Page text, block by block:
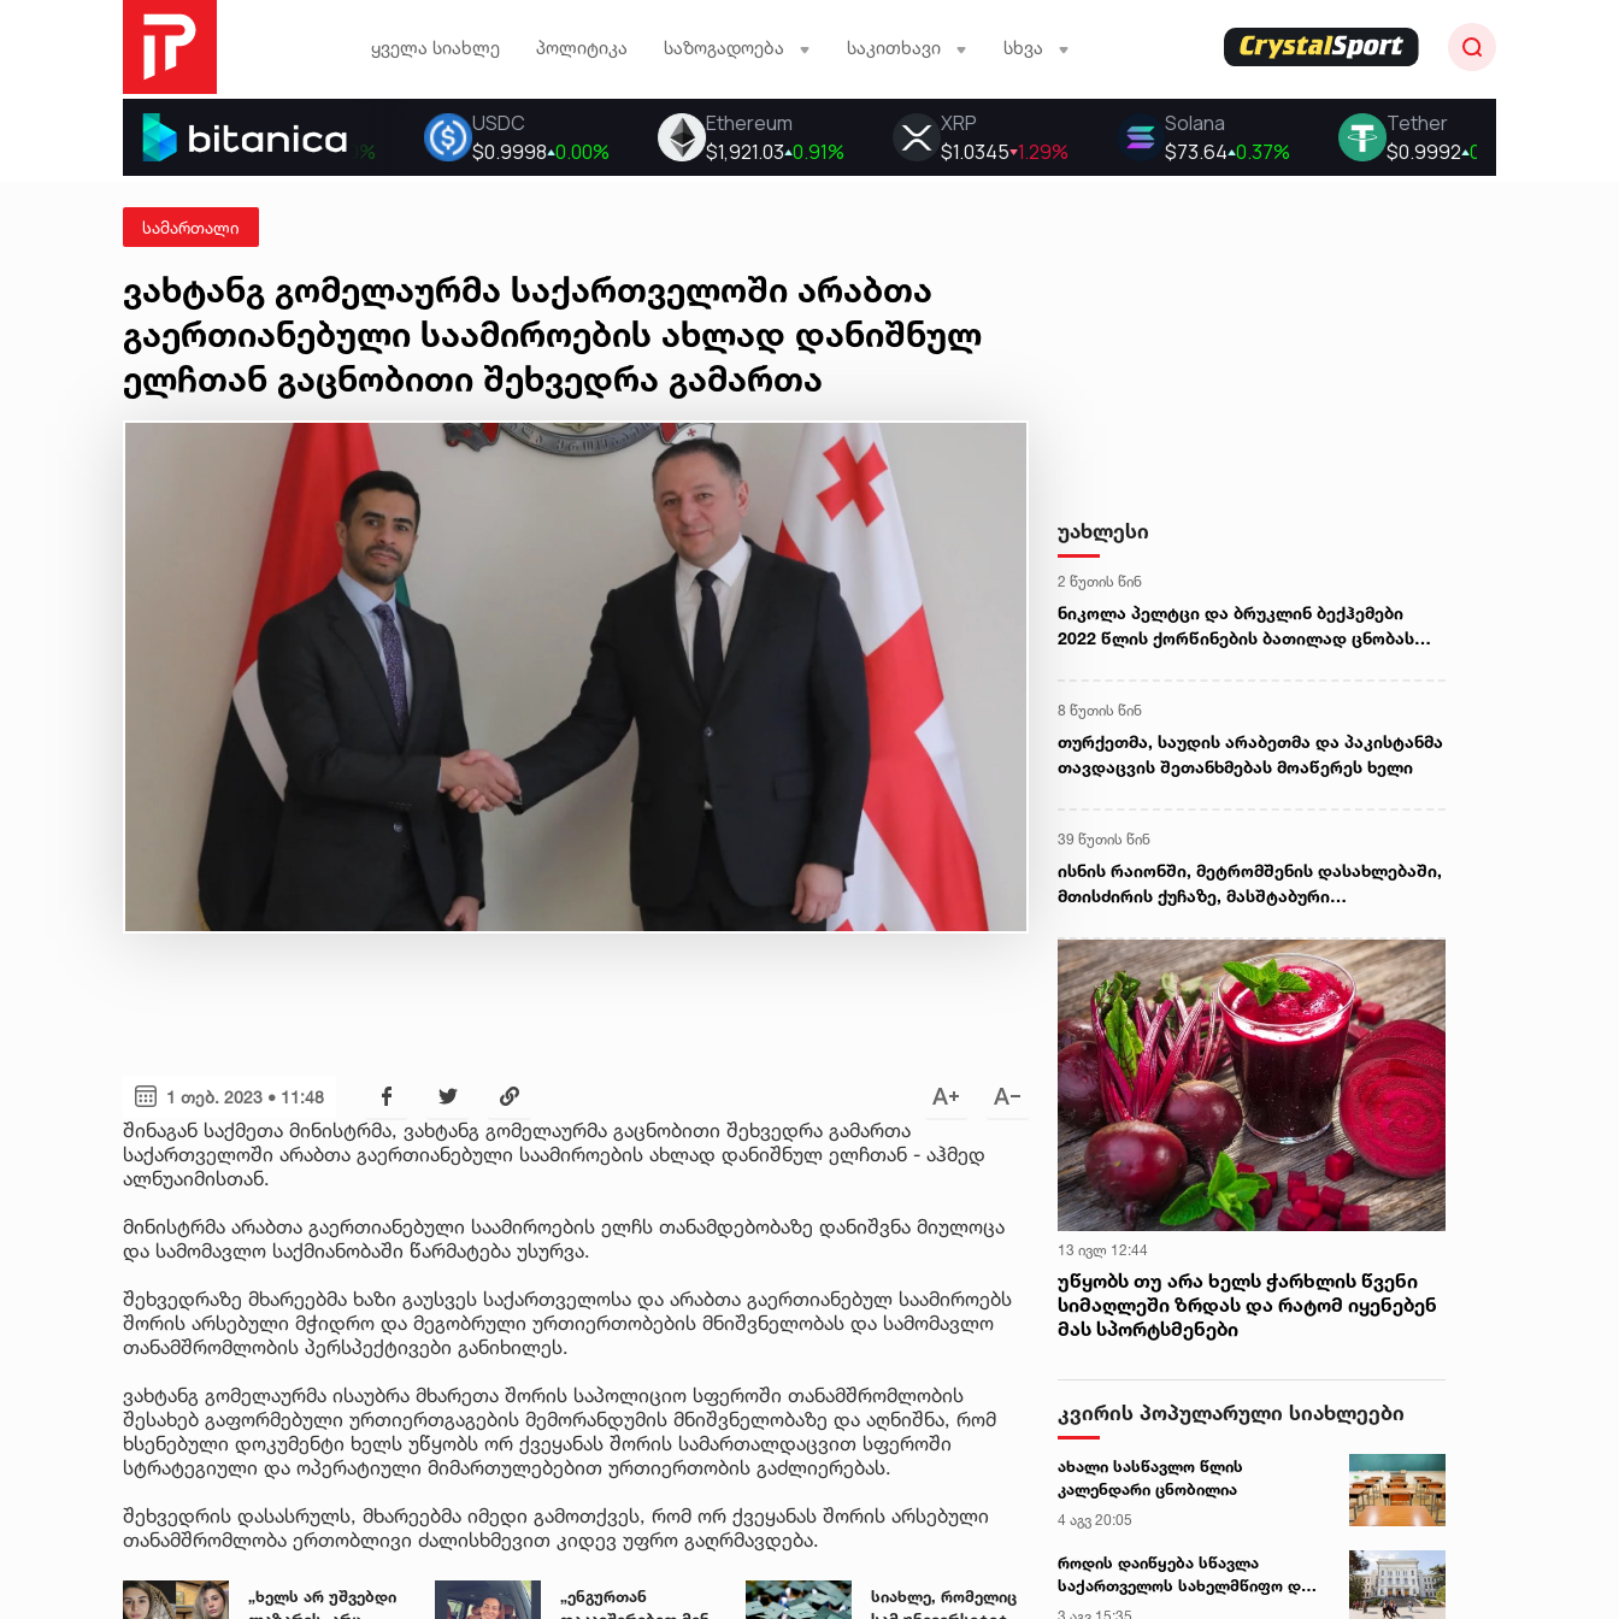
ყველა სიახლე პოლიტიკა საზოგადოება საკითხავი სხვა
სამართალი
ვახტანგ გომელაურმა საქართველოში არაბთა
გაერთიანებული საამიროების ახლად დანიშნულ
ელჩთან გაცნობითი შეხვედრა გამართა
1 თებ. 2023 • 11:48
შინაგან საქმეთა მინისტრმა, ვახტანგ გომელაურმა გაცნობითი შეხვედრა გამართა
საქართველოში არაბთა გაერთიანებული საამიროების ახლად დანიშნულ ელჩთან - აჰმედ
ალნუაიმისთან.
მინისტრმა არაბთა გაერთიანებული საამიროების ელჩს თანამდებობაზე დანიშვნა მიულოცა
და სამომავლო საქმიანობაში წარმატება უსურვა.
შეხვედრაზე მხარეებმა ხაზი გაუსვეს საქართველოსა და არაბთა გაერთიანებულ საამიროებს
შორის არსებული მჭიდრო და მეგობრული ურთიერთობების მნიშვნელობას და სამომავლო
თანამშრომლობის პერსპექტივები განიხილეს.
ვახტანგ გომელაურმა ისაუბრა მხარეთა შორის საპოლიციო სფეროში თანამშრომლობის
შესახებ გაფორმებული ურთიერთგაგების მემორანდუმის მნიშვნელობაზე და აღნიშნა, რომ
ხსენებული დოკუმენტი ხელს უწყობს ორ ქვეყანას შორის სამართალდაცვით სფეროში
სტრატეგიული და ოპერატიული მიმართულებებით ურთიერთობის გაძლიერებას.
შეხვედრის დასასრულს, მხარეებმა იმედი გამოთქვეს, რომ ორ ქვეყანას შორის არსებული
თანამშრომლობა ერთობლივი ძალისხმევით კიდევ უფრო გაღრმავდება.
„ხელს არ უშვებდი
„ენგურთან
სიახლე, რომელიც
უახლესი
2 წუთის წინ
ნიკოლა პელტცი და ბრუკლინ ბექჰემები
2022 წლის ქორწინების ბათილად ცნობას
8 წუთის წინ
თურქეთმა, საუდის არაბეთმა და პაკისტანმა
თავდაცვის შეთანხმებას მოაწერეს ხელი
39 წუთის წინ
ისნის რაიონში, მეტრომშენის დასახლებაში,
მთისძირის ქუჩაზე, მასშტაბური
კახა ლაბუჩიძე
13 ივლ 12:44
უწყობს თუ არა ხელს ჭარხლის წვენი
სიმაღლეში ზრდას და რატომ იყენებენ
მას სპორტსმენები
კვირის პოპულარული სიახლეები
ახალი სასწავლო წლის
კალენდარი ცნობილია
4 აგვ 20:05
როდის დაიწყება სწავლა
საქართველოს სახელმწიფო და
კერძო უნივერსიტეტებში